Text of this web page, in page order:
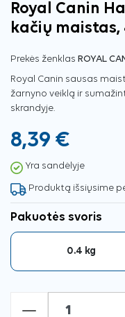
Royal Canin
kačių maistas,
Prekės ženklas ROYAL
Royal Canin sausas
žarnyno veiklą ir
skrandyje.
8,39 €
Yra sandėlyje
Produktą išsiųsime
Pakuotės svoris
0.4 kg
-